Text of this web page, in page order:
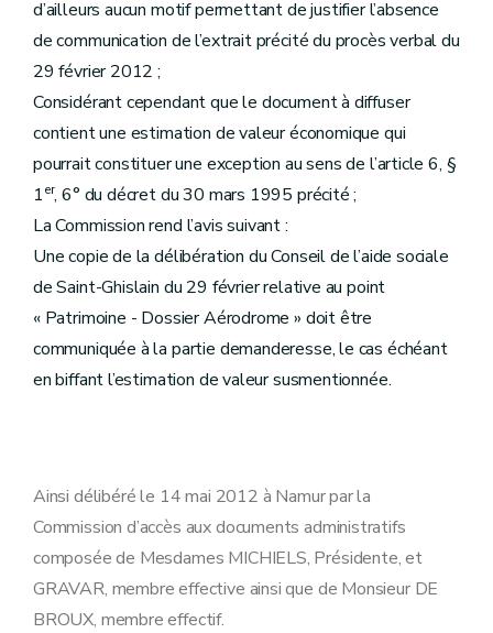
d’ailleurs aucun motif permettant de justifier l’absence
de communication de l’extrait précité du procès verbal du
29 février 2012 ;
Considérant cependant que le document à diffuser
contient une estimation de valeur économique qui
pourrait constituer une exception au sens de l’article 6, §
1er, 6° du décret du 30 mars 1995 précité ;
La Commission rend l’avis suivant :
Une copie de la délibération du Conseil de l’aide sociale
de Saint-Ghislain du 29 février relative au point
« Patrimoine - Dossier Aérodrome » doit être
communiquée à la partie demanderesse, le cas échéant
en biffant l’estimation de valeur susmentionnée.
Ainsi délibéré le 14 mai 2012 à Namur par la
Commission d’accès aux documents administratifs
composée de Mesdames MICHIELS, Présidente, et
GRAVAR, membre effective ainsi que de Monsieur DE
BROUX, membre effectif.